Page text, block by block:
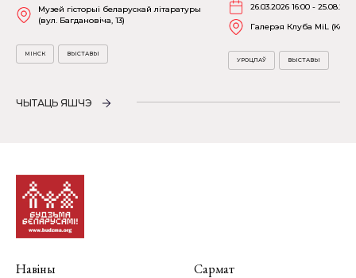
Музей гісторыі беларускай літаратуры
(вул. Багдановіча, 13)
МІНСК ВЫСТАВЫ
26.03.2026 16:00 -
Галерэя Клуба MiL
УРОЦЛАЎ ВЫСТАВЫ
ЧЫТАЦЬ ЯШЧЭ
Навіны
Сармат